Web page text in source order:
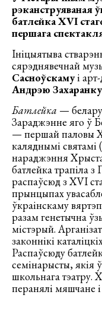
рэканструяваная
батлейка XVI
першага
Ініцыятыва
сярэднявечнай
Сасноўскамуі
Андрэю Захаранку
Батлейка —
Зараджэнне яго ў
— першай паловы
каляднымі
нараджэння
батлейка трапіла
распаўсюд з XVI
прынцыпах
ўкраінскаму
разам генетычна
містэрый.
законнікі
Распаўсюду
семінарысты, якія
школьнага тэатру.
перанялі мяшчане